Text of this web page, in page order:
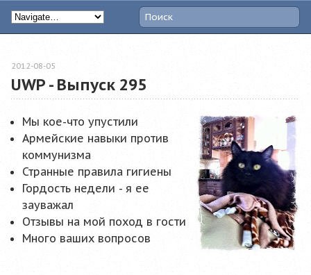
UWP - Выпуск 295
2012-08-05
Мы кое-что упустили
Армейские навыки против
коммунизма
Странные правила гигиены
Гордость недели - я ее
зауважал
Отзывы на мой поход в гости
Много ваших вопросов